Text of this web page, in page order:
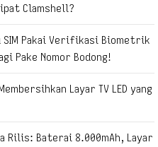
Clamshell?
Pakai Verifikasi Biometrik
Pake Nomor Bodong!
Layar TV LED yang
Rilis: Baterai 8.000mAh, Layar